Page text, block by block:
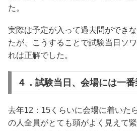
た。
実際は予定が入って過去問ができ
たが、こうすることで試験当日ソ
れは正解でした。
４．試験当日、会場には一番
去年12：15くらいに会場に着いた
の人全員がとても頭がよく見えて